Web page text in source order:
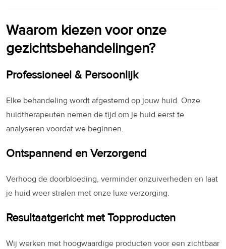
Waarom kiezen voor onze
gezichtsbehandelingen?
Professioneel & Persoonlijk
Elke behandeling wordt afgestemd op jouw huid. Onze
huidtherapeuten nemen de tijd om je huid eerst te
analyseren voordat we beginnen.
Ontspannend en Verzorgend
Verhoog de doorbloeding, verminder onzuiverheden en laat
je huid weer stralen met onze luxe verzorging.
Resultaatgericht met Topproducten
Wij werken met hoogwaardige producten voor een zichtbaar